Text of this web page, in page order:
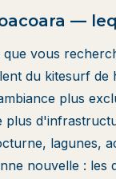
—
que vous
du kitesurf de
plus
plus
lagunes,
nouvelle : les